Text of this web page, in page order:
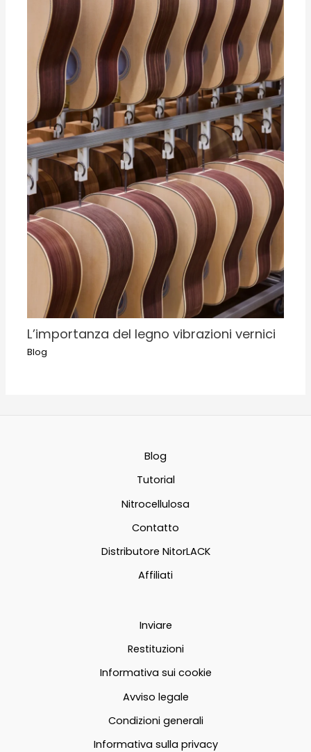
L’importanza del legno vibrazioni vernici
Blog
Blog
Tutorial
Nitrocellulosa
Contatto
Distributore NitorLACK
Affiliati
Inviare
Restituzioni
Informativa sui cookie
Avviso legale
Condizioni generali
Informativa sulla privacy